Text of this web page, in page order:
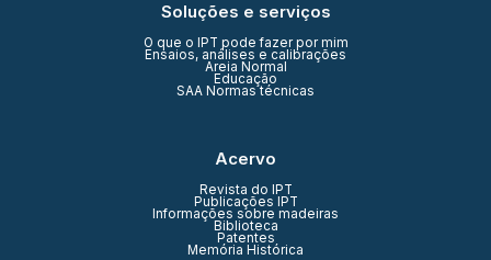
Soluções e serviços
O que o IPT pode fazer por mim
Ensaios, análises e calibrações
Areia Normal
Educação
SAA Normas técnicas
Acervo
Revista do IPT
Publicações IPT
Informações sobre madeiras
Biblioteca
Patentes
Memória Histórica